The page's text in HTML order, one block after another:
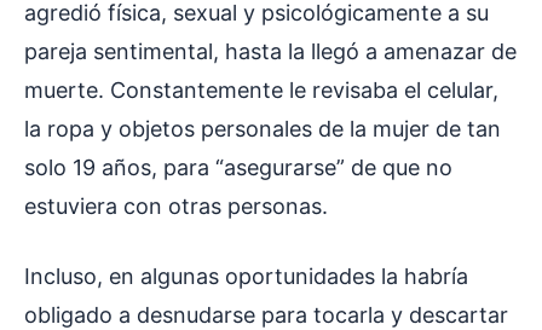
agredió física, sexual y psicológicamente a su
pareja sentimental, hasta la llegó a amenazar de
muerte. Constantemente le revisaba el celular,
la ropa y objetos personales de la mujer de tan
solo 19 años, para “asegurarse” de que no
estuviera con otras personas.
Incluso, en algunas oportunidades la habría
obligado a desnudarse para tocarla y descartar